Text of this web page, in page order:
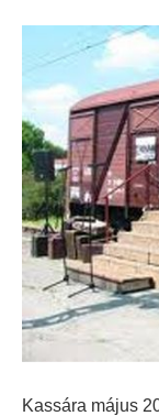
Kassára május